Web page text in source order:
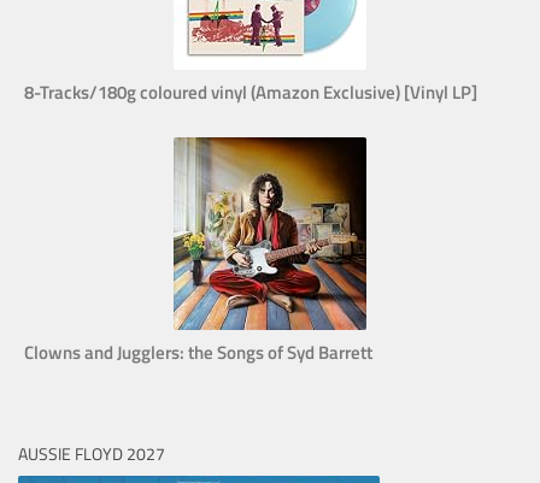
8-Tracks/180g coloured vinyl (Amazon Exclusive) [Vinyl LP]
Clowns and Jugglers: the Songs of Syd Barrett
AUSSIE FLOYD 2027